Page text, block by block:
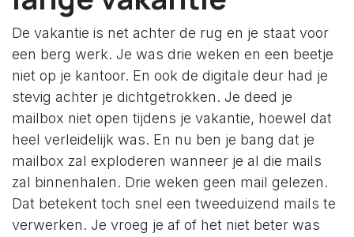
De vakantie is net achter de rug en je staat voor
een berg werk. Je was drie weken en een beetje
niet op je kantoor. En ook de digitale deur had je
stevig achter je dichtgetrokken. Je deed je
mailbox niet open tijdens je vakantie, hoewel dat
heel verleidelijk was. En nu ben je bang dat je
mailbox zal exploderen wanneer je al die mails
zal binnenhalen. Drie weken geen mail gelezen.
Dat betekent toch snel een tweeduizend mails te
verwerken. Je vroeg je af of het niet beter was